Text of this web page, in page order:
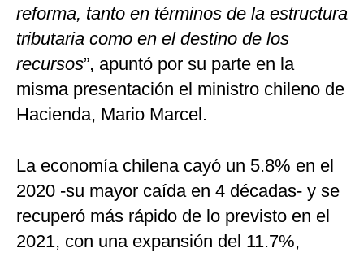
reforma, tanto en términos de la estructura
tributaria como en el destino de los
recursos”, apuntó por su parte en la
misma presentación el ministro chileno de
Hacienda, Mario Marcel.
La economía chilena cayó un 5.8% en el
2020 -su mayor caída en 4 décadas- y se
recuperó más rápido de lo previsto en el
2021, con una expansión del 11.7%,